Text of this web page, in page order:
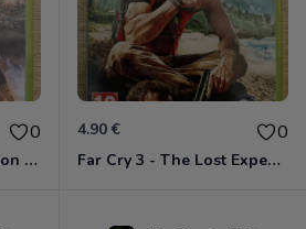
0
Dungeon Siege Iii Édition Limitée - Vf Intégrale Xbox 360
4.90 € 0
Far Cry 3 - The Lost Expeditions - Edition Spéciale Xbox 360